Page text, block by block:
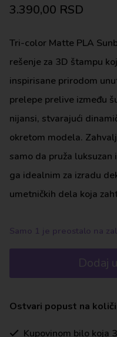
3.390,00 RSD
Tri-color Matte PLA
rešenje za 3D štampu
inspirisane prirodom
prelepe prelive između
nijansi, stvarajući
okretom modela.
samo da pruža
ga idealnim za izradu
umetničkih dela koja
Samo 1 je preostalo na
Dodaj
Ostvari popust na
Kupovinom bilo koja